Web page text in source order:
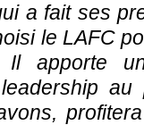
a fait ses
le LAFC
apporte